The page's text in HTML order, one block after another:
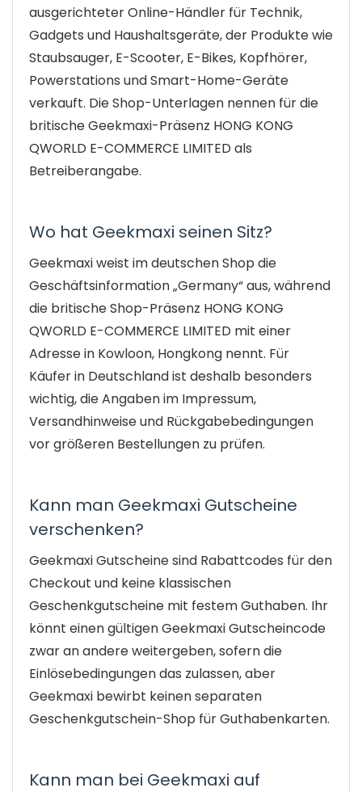
ausgerichteter Online-Händler für Technik,
Gadgets und Haushaltsgeräte, der Produkte wie
Staubsauger, E-Scooter, E-Bikes, Kopfhörer,
Powerstations und Smart-Home-Geräte
verkauft. Die Shop-Unterlagen nennen für die
britische Geekmaxi-Präsenz HONG KONG
QWORLD E-COMMERCE LIMITED als
Betreiberangabe.
Wo hat Geekmaxi seinen Sitz?
Geekmaxi weist im deutschen Shop die
Geschäftsinformation „Germany“ aus, während
die britische Shop-Präsenz HONG KONG
QWORLD E-COMMERCE LIMITED mit einer
Adresse in Kowloon, Hongkong nennt. Für
Käufer in Deutschland ist deshalb besonders
wichtig, die Angaben im Impressum,
Versandhinweise und Rückgabebedingungen
vor größeren Bestellungen zu prüfen.
Kann man Geekmaxi Gutscheine
verschenken?
Geekmaxi Gutscheine sind Rabattcodes für den
Checkout und keine klassischen
Geschenkgutscheine mit festem Guthaben. Ihr
könnt einen gültigen Geekmaxi Gutscheincode
zwar an andere weitergeben, sofern die
Einlösebedingungen das zulassen, aber
Geekmaxi bewirbt keinen separaten
Geschenkgutschein-Shop für Guthabenkarten.
Kann man bei Geekmaxi auf